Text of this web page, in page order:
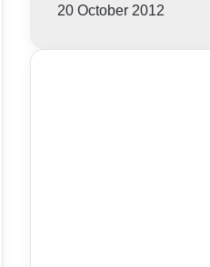
20 October 2012